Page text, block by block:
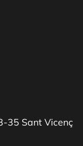
35 Sant Vicenç